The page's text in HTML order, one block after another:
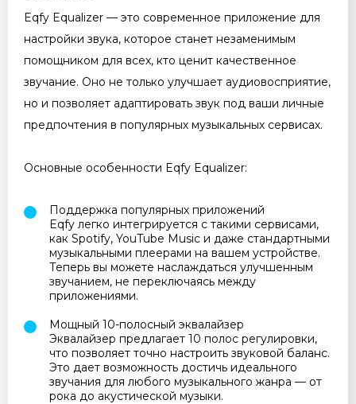
Eqfy Equalizer — это современное приложение для
настройки звука, которое станет незаменимым
помощником для всех, кто ценит качественное
звучание. Оно не только улучшает аудиовосприятие,
но и позволяет адаптировать звук под ваши личные
предпочтения в популярных музыкальных сервисах.
Основные особенности Eqfy Equalizer:
Поддержка популярных приложений
Eqfy легко интегрируется с такими сервисами,
как Spotify, YouTube Music и даже стандартными
музыкальными плеерами на вашем устройстве.
Теперь вы можете наслаждаться улучшенным
звучанием, не переключаясь между
приложениями.
Мощный 10-полосный эквалайзер
Эквалайзер предлагает 10 полос регулировки,
что позволяет точно настроить звуковой баланс.
Это дает возможность достичь идеального
звучания для любого музыкального жанра — от
рока до акустической музыки.